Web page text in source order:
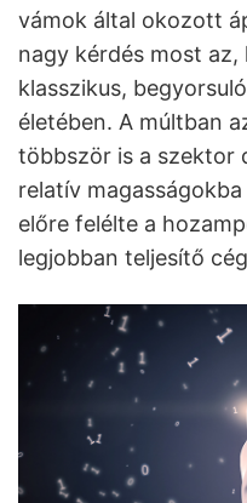
vámok által okozott
nagy kérdés most
klasszikus,
életében. A múltban
többször is a szektor
relatív
előre felélte a
legjobban teljesítő